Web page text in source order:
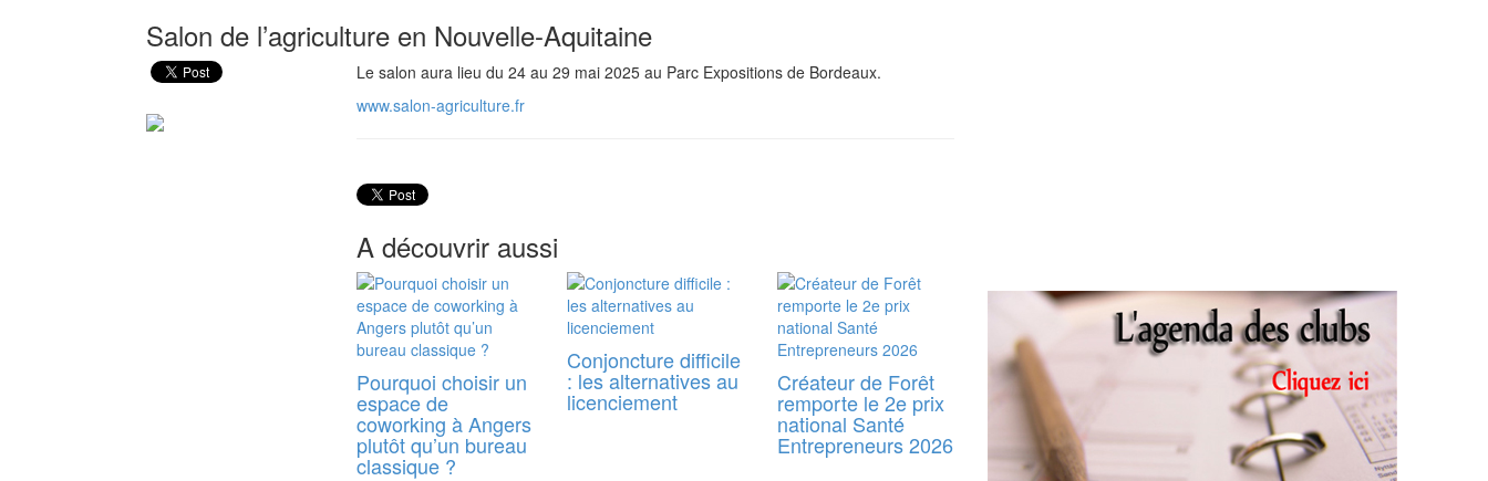
Salon de l’agriculture en Nouvelle-Aquitaine
Le salon aura lieu du 24 au 29 mai 2025 au Parc Expositions de Bordeaux.
www.salon-agriculture.fr
A découvrir aussi
Pourquoi choisir un
espace de
coworking à Angers
plutôt qu’un bureau
classique ?
Conjoncture difficile
: les alternatives au
licenciement
Créateur de Forêt
remporte le 2e prix
national Santé
Entrepreneurs 2026